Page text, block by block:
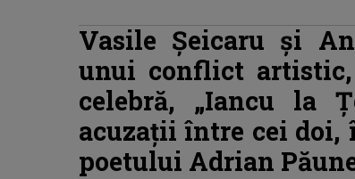
Vasile Șeicaru și
unui conflict
celebră, „Iancu la
acuzații între cei doi,
poetului Adrian